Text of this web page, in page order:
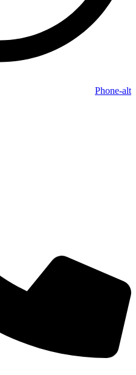
Phone-alt